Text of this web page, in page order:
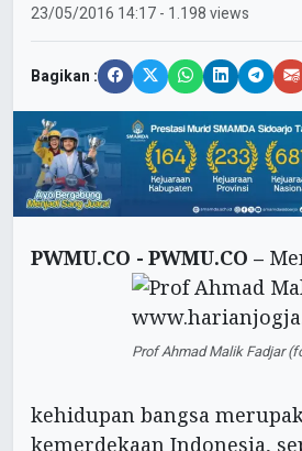
23/05/2016 14:17- 1.198 views
Bagikan :
PWMU.CO -
Prof Ahmad Malik Fadjar
PWMU.CO –
kehidupan bangsa
kemerdekaan Indonesia,